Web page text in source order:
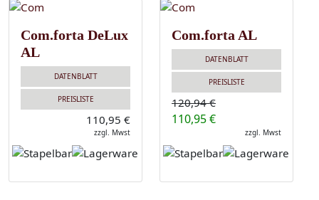
Com.forta DeLux
AL
DATENBLATT
PREISLISTE
110,95 €
zzgl. Mwst
Com.forta AL
DATENBLATT
PREISLISTE
120,94 €
110,95 €
zzgl. Mwst